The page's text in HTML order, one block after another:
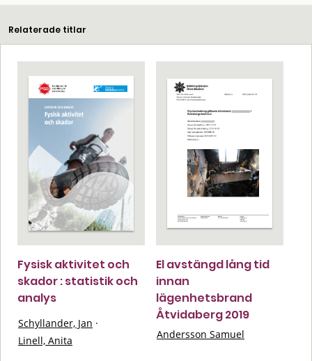
Relaterade titlar
Fysisk aktivitet och
skador : statistik och
analys
Schyllander, Jan ·
Linell, Anita
El avstängd lång tid
innan
lägenhetsbrand
Åtvidaberg 2019
Andersson Samuel